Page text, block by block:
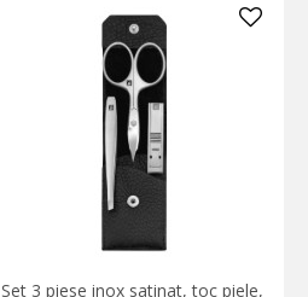
Set 3 piese inox satinat, toc piele,